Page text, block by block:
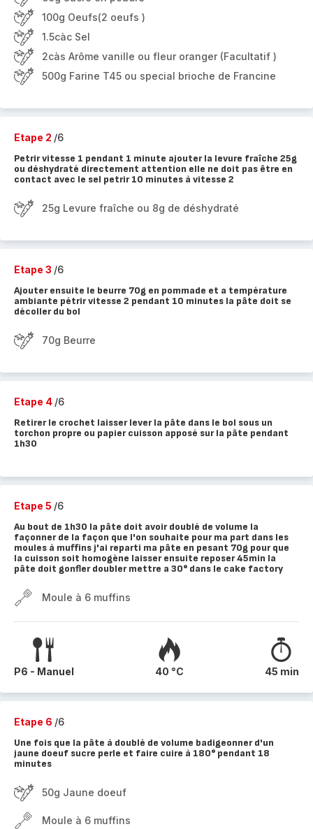
100g Oeufs(2 oeufs )
1.5càc Sel
2càs Arôme vanille ou fleur oranger (Facultatif )
500g Farine T45 ou special brioche de Francine
Etape 2 /6
Petrir vitesse 1 pendant 1 minute ajouter la levure fraîche 25g
ou déshydraté directement attention elle ne doit pas être en
contact avec le sel petrir 10 minutes à vitesse 2
25g Levure fraîche ou 8g de déshydraté
Etape 3 /6
Ajouter ensuite le beurre 70g en pommade et a température
ambiante pétrir vitesse 2 pendant 10 minutes la pâte doit se
décoller du bol
70g Beurre
Etape 4 /6
Retirer le crochet laisser lever la pâte dans le bol sous un
torchon propre ou papier cuisson apposé sur la pâte pendant
1h30
Etape 5 /6
Au bout de 1h30 la pâte doit avoir doublé de volume la
façonner de la façon que l'on souhaite pour ma part dans les
moules à muffins j'ai reparti ma pâte en pesant 70g pour que
la cuisson soit homogène laisser ensuite reposer 45min la
pâte doit gonfler doubler mettre a 30° dans le cake factory
Moule à 6 muffins
P6 - Manuel 40 °C 45 min
Etape 6 /6
Une fois que la pâte à doublé de volume badigeonner d'un
jaune doeuf sucre perle et faire cuire à 180° pendant 18
minutes
50g Jaune doeuf
Moule à 6 muffins